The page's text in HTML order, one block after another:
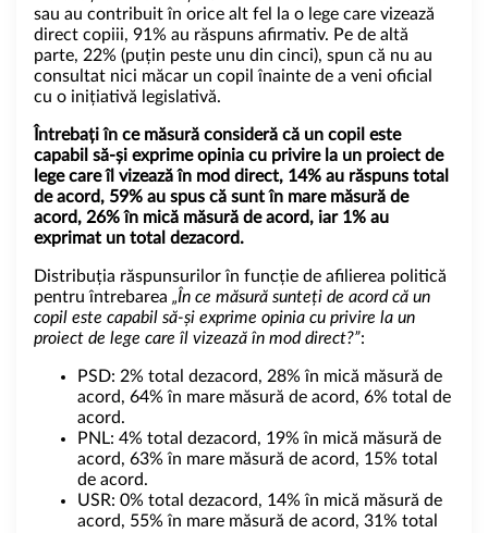
sau au contribuit în orice alt fel la o lege care vizează
direct copiii, 91% au răspuns afirmativ. Pe de altă
parte, 22% (puțin peste unu din cinci), spun că nu au
consultat nici măcar un copil înainte de a veni oficial
cu o inițiativă legislativă.
Întrebați în ce măsură consideră că un copil este
capabil să-și exprime opinia cu privire la un proiect de
lege care îl vizează în mod direct, 14% au răspuns total
de acord, 59% au spus că sunt în mare măsură de
acord, 26% în mică măsură de acord, iar 1% au
exprimat un total dezacord.
Distribuția răspunsurilor în funcție de afilierea politică
pentru întrebarea „În ce măsură sunteți de acord că un
copil este capabil să-și exprime opinia cu privire la un
proiect de lege care îl vizează în mod direct?”:
PSD: 2% total dezacord, 28% în mică măsură de
acord, 64% în mare măsură de acord, 6% total de
acord.
PNL: 4% total dezacord, 19% în mică măsură de
acord, 63% în mare măsură de acord, 15% total
de acord.
USR: 0% total dezacord, 14% în mică măsură de
acord, 55% în mare măsură de acord, 31% total